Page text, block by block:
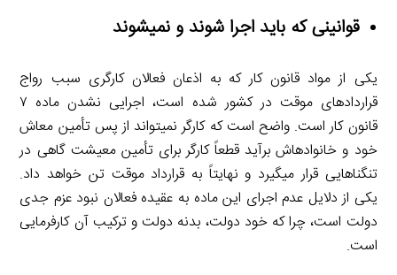
قوانینی که باید اجرا شوند و نمی­شوند
یکی از مواد قانون کار که به اذعان فعالان کارگری سبب رواج
قراردادهای موقت در کشور شده است، اجرایی نشدن ماده ۷
قانون کار است. واضح است که کارگر نمی­تواند از پس تأمین معاش
خود و خانواده­اش برآید قطعاً کارگر برای تأمین معیشت گاهی در
تنگناهایی قرار می­گیرد و نهایتاً به قرارداد موقت تن خواهد داد.
یکی از دلایل عدم اجرای این ماده به عقیده فعالان نبود عزم جدی
دولت است، چرا که خود دولت، بدنه دولت و ترکیب آن کارفرمایی
است.